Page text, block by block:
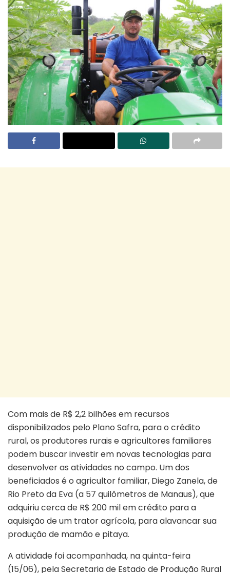
Com mais de R$ 2,2 bilhões em recursos
disponibilizados pelo Plano Safra, para o crédito
rural, os produtores rurais e agricultores familiares
podem buscar investir em novas tecnologias para
desenvolver as atividades no campo. Um dos
beneficiados é o agricultor familiar, Diego Zanela, de
Rio Preto da Eva (a 57 quilômetros de Manaus), que
adquiriu cerca de R$ 200 mil em crédito para a
aquisição de um trator agrícola, para alavancar sua
produção de mamão e pitaya.
A atividade foi acompanhada, na quinta-feira
(15/06), pela Secretaria de Estado de Produção Rural